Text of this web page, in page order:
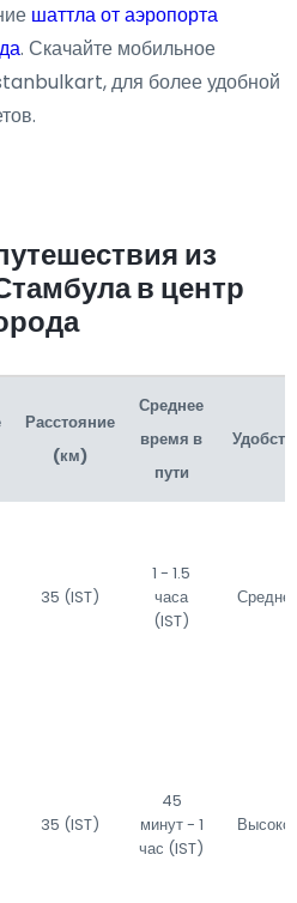
шаттла от аэропорта
. Скачайте мобильное
для более удобной
из
в центр
Расстояние
(км)
Среднее
время в
пути
35 (IST)
1 - 1.5
часа
(IST)
35 (IST)
45
минут - 1
час (IST)